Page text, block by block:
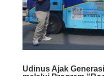
Udinus Ajak